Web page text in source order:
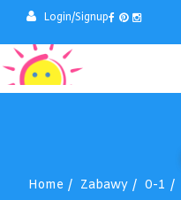
Login/Signup
Home Zabawy 0-1